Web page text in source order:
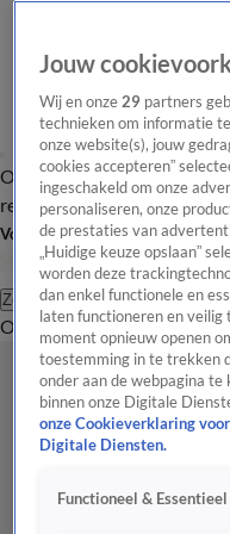
Overzicht Laatste nieuws
redactie
Volg Hart van Nederland
Zoeken
OverzichtRegio
Jouw
Wij en onze29 partners
technieken om informatie
onze website(s), jouw
cookies accepteren”
ingeschakeld om onze
personaliseren, onze
de prestaties van
„Huidige keuze opslaan”
worden deze
dan enkel functionele en
laten functioneren en veilig
moment opnieuw openen
toestemming in te trekken
onder aan de webpagina te
binnen onze Digitale
onze Cookieverklaring
Digitale Diensten.
Functioneel & Essentieel